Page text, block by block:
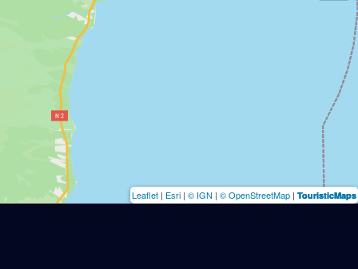
Leaflet | Esri | © IGN | © OpenStreetMap | TouristicMaps